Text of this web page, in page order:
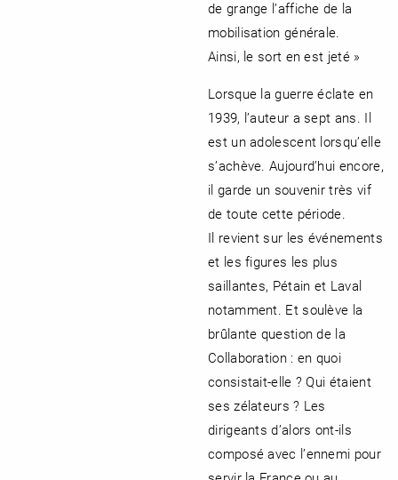
de grange l’affiche de la
mobilisation générale.
Ainsi, le sort en est jeté »
Lorsque la guerre éclate en
1939, l’auteur a sept ans. Il
est un adolescent lorsqu’elle
s’achève. Aujourd’hui encore,
il garde un souvenir très vif
de toute cette période.
Il revient sur les événements
et les figures les plus
saillantes, Pétain et Laval
notamment. Et soulève la
brûlante question de la
Collaboration : en quoi
consistait-elle ? Qui étaient
ses zélateurs ? Les
dirigeants d’alors ont-ils
composé avec l’ennemi pour